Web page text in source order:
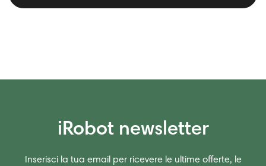
iRobot newsletter
Inserisci la tua email per ricevere le ultime offerte, le